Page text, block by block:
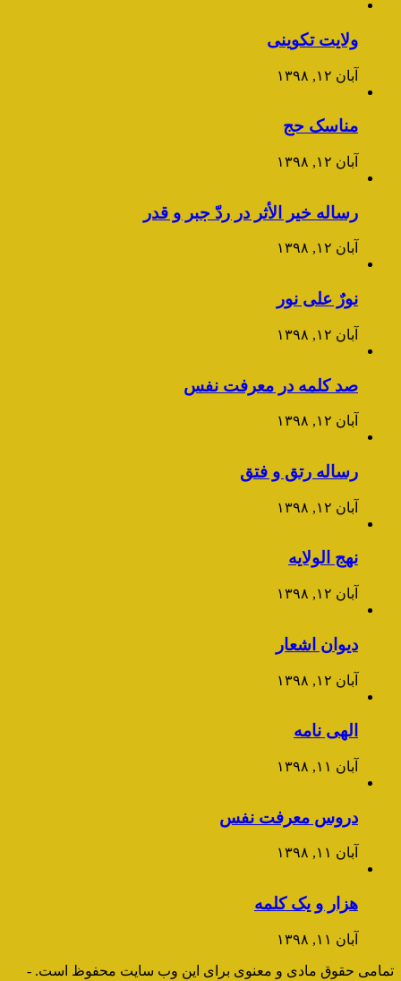
ولایت تکوینی
آبان ۱۲, ۱۳۹۸
مناسک حج
آبان ۱۲, ۱۳۹۸
رساله خیر الأثر در ردّ جبر و قدر
آبان ۱۲, ۱۳۹۸
نورٌ علی نور
آبان ۱۲, ۱۳۹۸
صد کلمه در معرفت نفس
آبان ۱۲, ۱۳۹۸
رساله رتق و فتق
آبان ۱۲, ۱۳۹۸
نهج الولایه
آبان ۱۲, ۱۳۹۸
دیوان اشعار
آبان ۱۲, ۱۳۹۸
الهی نامه
آبان ۱۱, ۱۳۹۸
دروس معرفت نفس
آبان ۱۱, ۱۳۹۸
هزار و یک کلمه
آبان ۱۱, ۱۳۹۸
تمامی حقوق مادی و معنوی برای این وب سایت محفوظ است. -